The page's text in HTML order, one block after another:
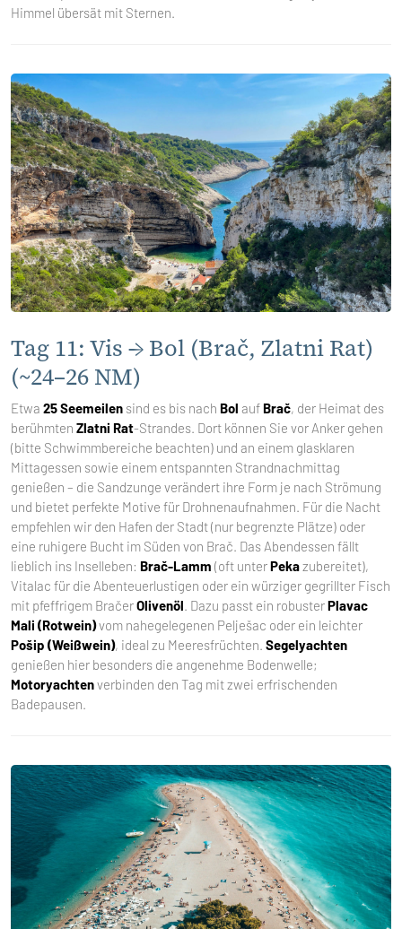
Himmel übersät mit Sternen.
Tag 11: Vis → Bol (Brač, Zlatni Rat)
(~24–26 NM)
Etwa 25 Seemeilen sind es bis nach Bol auf Brač, der Heimat des
berühmten Zlatni Rat-Strandes. Dort können Sie vor Anker gehen
(bitte Schwimmbereiche beachten) und an einem glasklaren
Mittagessen sowie einem entspannten Strandnachmittag
genießen – die Sandzunge verändert ihre Form je nach Strömung
und bietet perfekte Motive für Drohnenaufnahmen. Für die Nacht
empfehlen wir den Hafen der Stadt (nur begrenzte Plätze) oder
eine ruhigere Bucht im Süden von Brač. Das Abendessen fällt
lieblich ins Inselleben: Brač-Lamm (oft unterPekazubereitet),
Vitalac für die Abenteuerlustigen oder ein würziger gegrillter Fisch
mit pfeffrigem BračerOlivenöl. Dazu passt ein robusterPlavac
Mali (Rotwein)vom nahegelegenen Pelješac oder ein leichter
Pošip (Weißwein), ideal zu Meeresfrüchten. Segelyachten
genießen hier besonders die angenehme Bodenwelle;
Motoryachtenverbinden den Tag mit zwei erfrischenden
Badepausen.